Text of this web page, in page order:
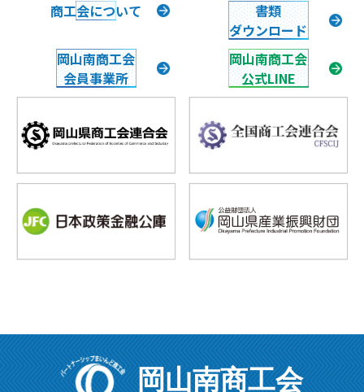
商工会について
書類
ダウンロード
岡山南商工会
会員事業所
岡山南商工会
公式LINE
岡山南商工会